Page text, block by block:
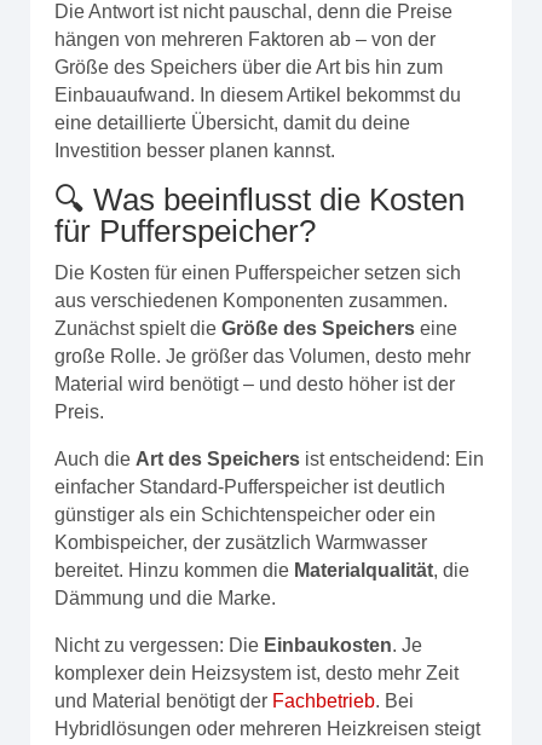
Die Antwort ist nicht pauschal, denn die Preise
hängen von mehreren Faktoren ab – von der
Größe des Speichers über die Art bis hin zum
Einbauaufwand. In diesem Artikel bekommst du
eine detaillierte Übersicht, damit du deine
Investition besser planen kannst.
🔍 Was beeinflusst die Kosten
für Pufferspeicher?
Die Kosten für einen Pufferspeicher setzen sich
aus verschiedenen Komponenten zusammen.
Zunächst spielt die Größe des Speichers eine
große Rolle. Je größer das Volumen, desto mehr
Material wird benötigt – und desto höher ist der
Preis.
Auch die Art des Speichers ist entscheidend: Ein
einfacher Standard-Pufferspeicher ist deutlich
günstiger als ein Schichtenspeicher oder ein
Kombispeicher, der zusätzlich Warmwasser
bereitet. Hinzu kommen die Materialqualität, die
Dämmung und die Marke.
Nicht zu vergessen: Die Einbaukosten. Je
komplexer dein Heizsystem ist, desto mehr Zeit
und Material benötigt der Fachbetrieb. Bei
Hybridlösungen oder mehreren Heizkreisen steigt